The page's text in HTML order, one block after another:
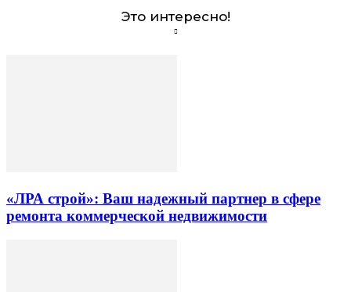
Это интересно!
«ЛРА строй»: Ваш надежный партнер в сфере
ремонта коммерческой недвижимости